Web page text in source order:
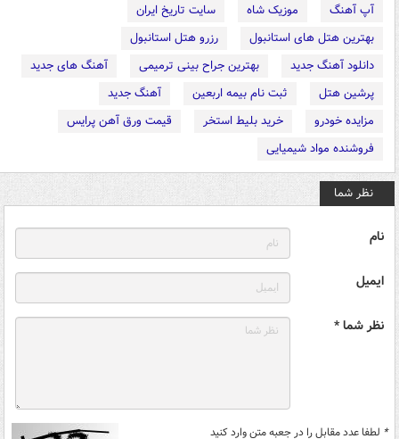
آپ آهنگ موزیک شاه
سایت تاریخ ایران
بهترین هتل های استانبول
رزرو هتل استانبول
دانلود آهنگ جدید
بهترین جراح بینی ترمیمی
آهنگ های جدید
پرشین هتل
ثبت نام بیمه اربعین
آهنگ جدید
مزایده خودرو
خرید بلیط استخر
قیمت ورق آهن پرایس
فروشنده مواد شیمیایی
نظر شما
نام
ایمیل
نظر شما *
* لطفا عدد مقابل را در جعبه متن وارد کنید